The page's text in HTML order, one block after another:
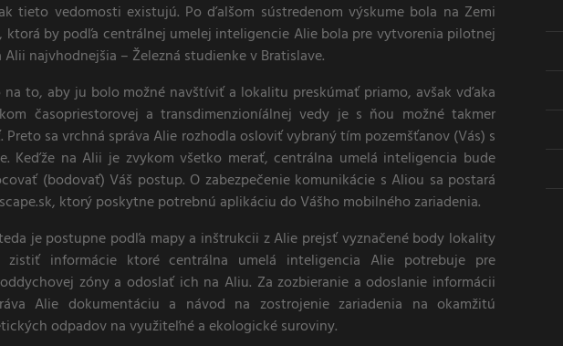
tieto vedomosti existujú. Po ďalšom sústredenom výskume bola na Zemi
by podľa centrálnej umelej inteligencie Alie bola pre vytvorenia pilotnej
najvhodnejšia – Železná studienke v Bratislave.
to, aby ju bolo možné navštíviť a lokalitu preskúmať priamo, avšak vďaka
časopriestorovej a transdimenzioníálnej vedy je s ňou možné takmer
sa vrchná správa Alie rozhodla osloviť vybraný tím pozemšťanov (Vás) s
Keďže na Alii je zvykom všetko merať, centrálna umelá inteligencia bude
(bodovať) Váš postup. O zabezpečenie komunikácie s Aliou sa postará
ktorý poskytne potrebnú aplikáciu do Vášho mobilného zariadenia.
je postupne podľa mapy a inštrukcii z Alie prejsť vyznačené body lokality
zistiť informácie ktoré centrálna umelá inteligencia Alie potrebuje pre
zóny a odoslať ich na Aliu. Za zozbieranie a odoslanie informácii
Alie dokumentáciu a návod na zostrojenie zariadenia na okamžitú
odpadov na využiteľné a ekologické suroviny.